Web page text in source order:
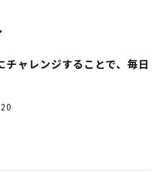
チャレンジすることで、毎日